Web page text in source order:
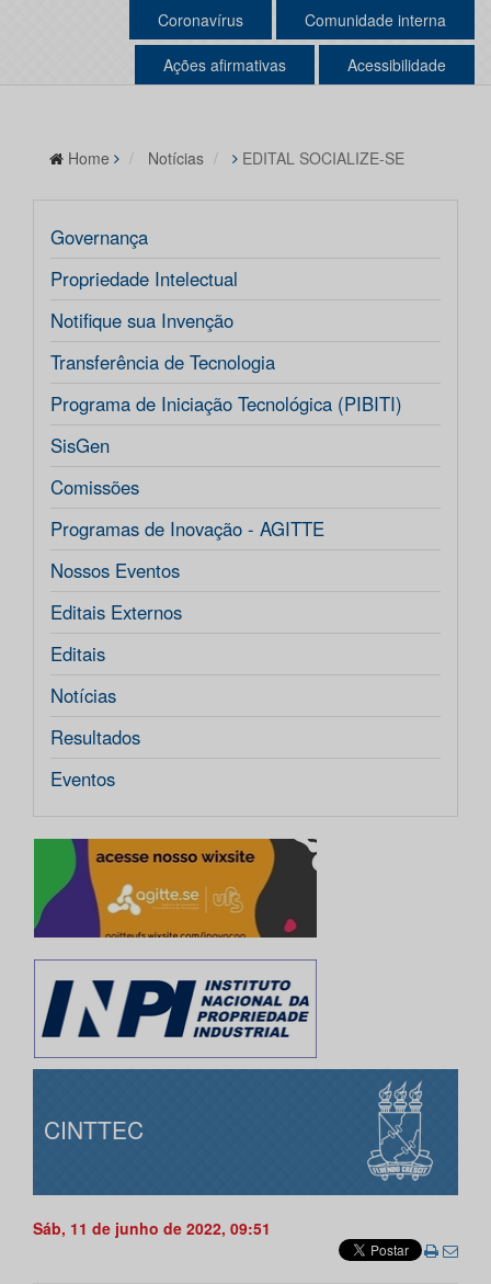
Coronavírus Comunidade interna
Ações afirmativas Acessibilidade
Home Notícias EDITAL SOCIALIZE-SE
Governança
Propriedade Intelectual
Notifique sua Invenção
Transferência de Tecnologia
Programa de Iniciação Tecnológica (PIBITI)
SisGen
Comissões
Programas de Inovação - AGITTE
Nossos Eventos
Editais Externos
Editais
Notícias
Resultados
Eventos
CINTTEC
Sáb, 11 de junho de 2022, 09:51